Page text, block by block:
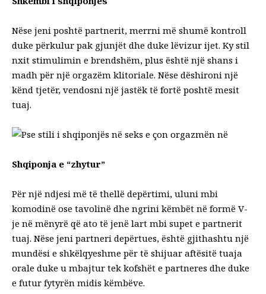
Nëse jeni poshtë partnerit, merrni më shumë kontroll
duke përkulur pak gjunjët dhe duke lëvizur ijet. Ky stil
nxit stimulimin e brendshëm, plus është një shans i
madh për një orgazëm klitoriale. Nëse dëshironi një
kënd tjetër, vendosni një jastëk të fortë poshtë mesit
tuaj.
Shqiponja e “zhytur”
Për një ndjesi më të thellë depërtimi, uluni mbi
komodinë ose tavolinë dhe ngrini këmbët në formë V-
je në mënyrë që ato të jenë lart mbi supet e partnerit
tuaj. Nëse jeni partneri depërtues, është gjithashtu një
mundësi e shkëlqyeshme për të shijuar aftësitë tuaja
orale duke u mbajtur tek kofshët e partneres dhe duke
e futur fytyrën midis këmbëve.